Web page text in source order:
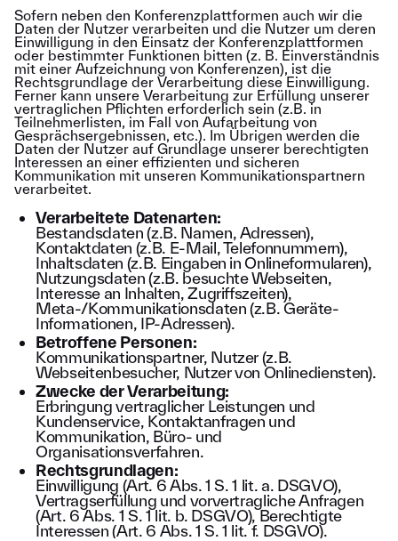
Sofern neben den Konferenzplattformen auch wir die
Daten der Nutzer verarbeiten und die Nutzer um deren
Einwilligung in den Einsatz der Konferenzplattformen
oder bestimmter Funktionen bitten (z. B. Einverständnis
mit einer Aufzeichnung von Konferenzen), ist die
Rechtsgrundlage der Verarbeitung diese Einwilligung.
Ferner kann unsere Verarbeitung zur Erfüllung unserer
vertraglichen Pflichten erforderlich sein (z.B. in
Teilnehmerlisten, im Fall von Aufarbeitung von
Gesprächsergebnissen, etc.). Im Übrigen werden die
Daten der Nutzer auf Grundlage unserer berechtigten
Interessen an einer effizienten und sicheren
Kommunikation mit unseren Kommunikationspartnern
verarbeitet.
Verarbeitete Datenarten:
Bestandsdaten (z.B. Namen, Adressen),
Kontaktdaten (z.B. E-Mail, Telefonnummern),
Inhaltsdaten (z.B. Eingaben in Onlineformularen),
Nutzungsdaten (z.B. besuchte Webseiten,
Interesse an Inhalten, Zugriffszeiten),
Meta-/Kommunikationsdaten (z.B. Geräte-
Informationen, IP-Adressen).
Betroffene Personen:
Kommunikationspartner, Nutzer (z.B.
Webseitenbesucher, Nutzer von Onlinediensten).
Zwecke der Verarbeitung:
Erbringung vertraglicher Leistungen und
Kundenservice, Kontaktanfragen und
Kommunikation, Büro- und
Organisationsverfahren.
Rechtsgrundlagen:
Einwilligung (Art. 6 Abs. 1 S. 1 lit. a. DSGVO),
Vertragserfüllung und vorvertragliche Anfragen
(Art. 6 Abs. 1 S. 1 lit. b. DSGVO), Berechtigte
Interessen (Art. 6 Abs. 1 S. 1 lit. f. DSGVO).